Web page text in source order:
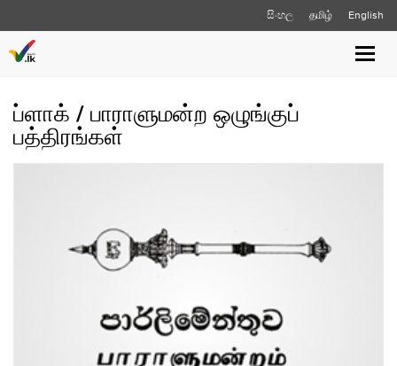
සිංහල தமிழ் English
Toggle
ப்ளாக் / பாராளுமன்ற ஒழுங்குப்
பத்திரங்கள்